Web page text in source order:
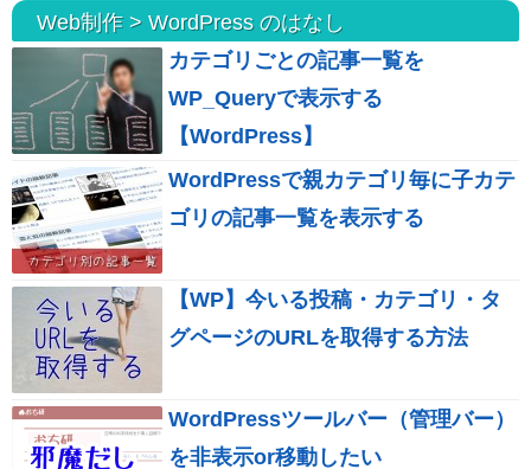
Web制作 > WordPress のはなし
カテゴリごとの記事一覧を
WP_Queryで表示する
【WordPress】
WordPressで親カテゴリ毎に子カテ
ゴリの記事一覧を表示する
【WP】今いる投稿・カテゴリ・タ
グページのURLを取得する方法
WordPressツールバー（管理バー）
を非表示or移動したい